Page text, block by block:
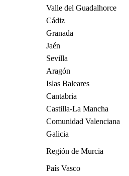
Valle del Guadalhorce
Cádiz
Granada
Jaén
Sevilla
Aragón
Islas Baleares
Cantabria
Castilla-La Mancha
Comunidad Valenciana
Galicia
Región de Murcia
País Vasco